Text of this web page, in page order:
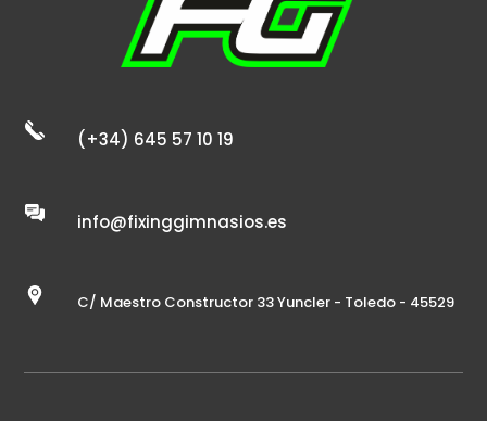
(+34) 645 57 10 19
info@fixinggimnasios.es
C/ Maestro Constructor 33 Yuncler - Toledo - 45529